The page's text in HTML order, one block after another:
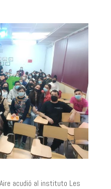
acudió al instituto Les